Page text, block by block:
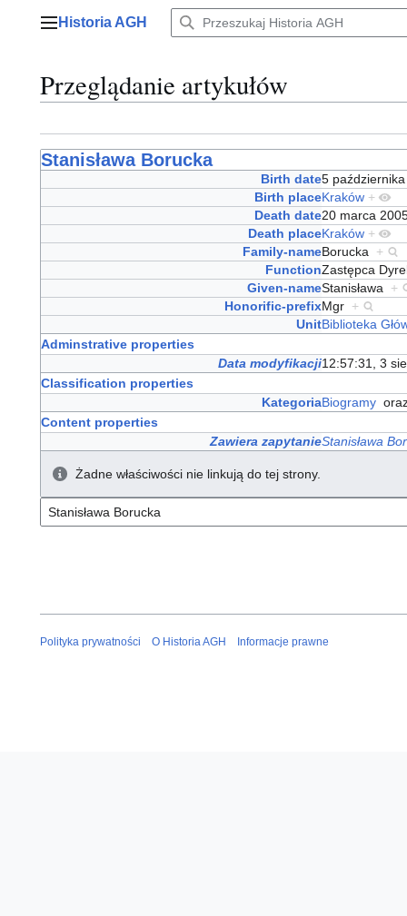
Menu główne
Historia AGH
Przeglądanie artykułów
Stanisława Borucka
Birth date5
Birth placeKraków +
Death date20 marca
Death placeKraków +
Family-nameBorucka +
FunctionZastępca
Given-nameStanisława +
Honorific-prefixMgr +
UnitBiblioteka
Adminstrative properties
Data modyfikacji12:57:31, 3
Classification properties
KategoriaBiogramy
Content properties
Zawiera zapytanieStanisława
Żadne właściwości nie linkują do tej strony.
Polityka prywatności O Historia AGH Informacje prawne